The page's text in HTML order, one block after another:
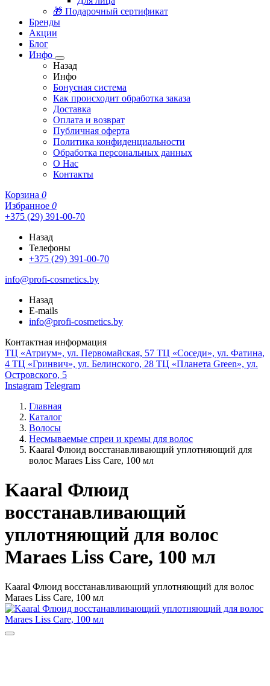
🎁 Подарочный сертификат
Бренды
Акции
Блог
Инфо
Назад
Инфо
Бонусная система
Как происходит обработка заказа
Доставка
Оплата и возврат
Публичная оферта
Политика конфиденциальности
Обработка персональных данных
О Нас
Контакты
Корзина 0
Избранное 0
+375 (29) 391-00-70
Назад
Телефоны
+375 (29) 391-00-70
info@profi-cosmetics.by
Назад
E-mails
info@profi-cosmetics.by
Контактная информация
ТЦ «Атриум», ул. Первомайская, 57 ТЦ «Соседи», ул. Фатина,
4 ТЦ «Гринвич», ул. Белинского, 28 ТЦ «Планета Green», ул.
Островского, 5
Instagram Telegram
Главная
Каталог
Волосы
Несмываемые спреи и кремы для волос
Kaaral Флюид восстанавливающий уплотняющий для
волос Maraes Liss Care, 100 мл
Kaaral Флюид
восстанавливающий
уплотняющий для волос
Maraes Liss Care, 100 мл
Kaaral Флюид восстанавливающий уплотняющий для волос
Maraes Liss Care, 100 мл